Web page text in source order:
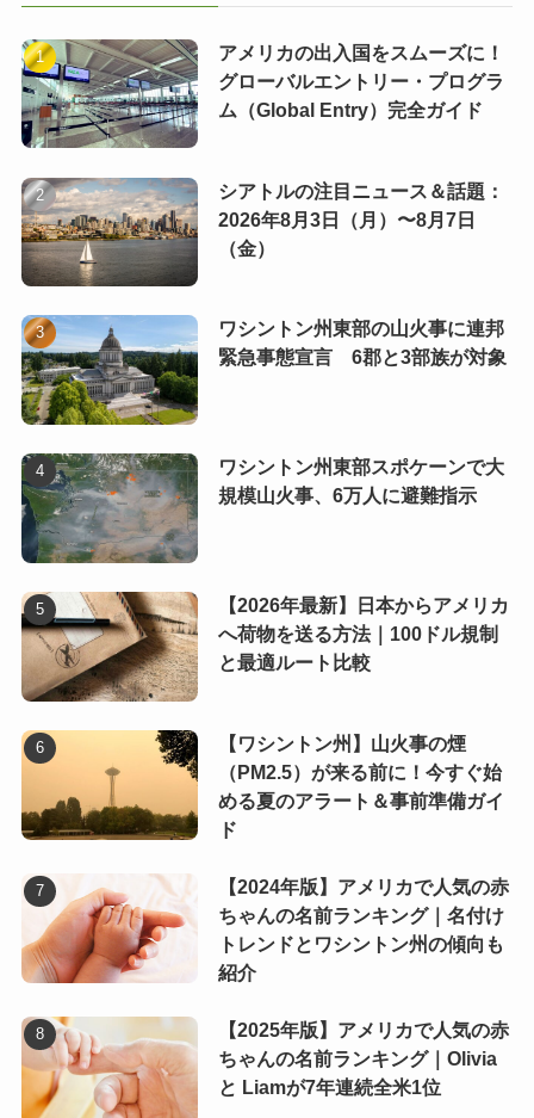
アメリカの出入国をスムーズに！
グローバルエントリー・プログラ
ム（Global Entry）完全ガイド
シアトルの注目ニュース＆話題：
2026年8月3日（月）〜8月7日
（金）
ワシントン州東部の山火事に連邦
緊急事態宣言 6郡と3部族が対象
ワシントン州東部スポケーンで大
規模山火事、6万人に避難指示
【2026年最新】日本からアメリカ
へ荷物を送る方法｜100ドル規制
と最適ルート比較
【ワシントン州】山火事の煙
（PM2.5）が来る前に！今すぐ始
める夏のアラート＆事前準備ガイ
ド
【2024年版】アメリカで人気の赤
ちゃんの名前ランキング｜名付け
トレンドとワシントン州の傾向も
紹介
【2025年版】アメリカで人気の赤
ちゃんの名前ランキング｜Olivia
と Liamが7年連続全米1位